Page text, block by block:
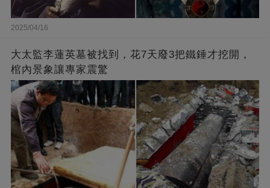
2025/04/16
大太監李蓮英墓被找到，花7天廢3把鐵錘才挖開，
棺內景象讓專家震驚